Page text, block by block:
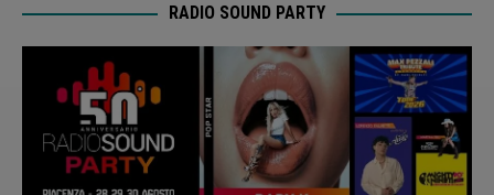
RADIO SOUND PARTY